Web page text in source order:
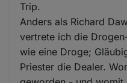
Trip.
Anders als Richard
vertrete ich die
wie eine Droge;
Priester die Dealer.